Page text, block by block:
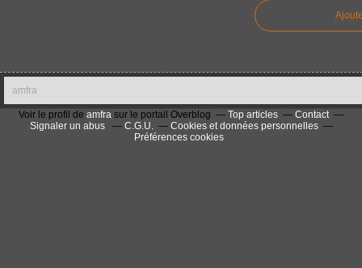
amfra
Voir le profil de amfra sur le portail Overblog Top articles
Contact
Signaler un abus
C.G.U.
Cookies et données personnelles
Préférences cookies